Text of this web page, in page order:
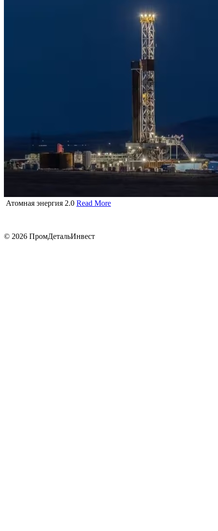
Атомная энергия 2.0 Read More
© 2026 ПромДетальИнвест